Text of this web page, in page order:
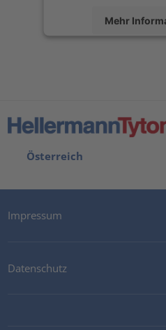
Mehr
Österreich
Impressum
Datenschutz